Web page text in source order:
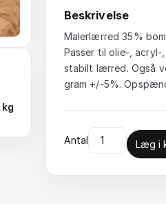
Beskrivelse
Malerlærred 35%
Passer til olie-,
stabilt lærred. Også
gram +/-5%.
Antal Læg i